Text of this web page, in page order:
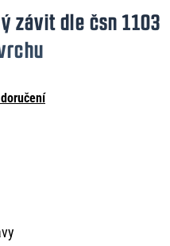
závit dle čsn 1103